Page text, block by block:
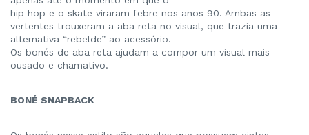
hip hop e o skate viraram febre nos anos 90. Ambas as
vertentes trouxeram a aba reta no visual, que trazia uma
alternativa “rebelde” ao acessório.
Os bonés de aba reta ajudam a compor um visual mais
ousado e chamativo.
BONÉ SNAPBACK